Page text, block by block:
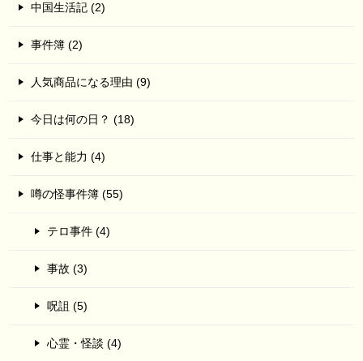
中国生活記 (2)
事件簿 (2)
人気商品になる理由 (9)
今日は何の日？ (18)
仕事と能力 (4)
噂の怪事件簿 (55)
テロ事件 (4)
事故 (3)
呪詛 (5)
心霊・怪談 (4)